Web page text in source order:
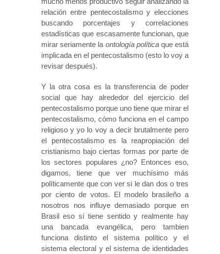
relación entre pentecostalismo y elecciones
buscando porcentajes y correlaciones
estadísticas que escasamente funcionan, que
mirar seriamente la ontología políticaque está
implicada en el pentecostalismo (esto lo voy a
revisar después).
Y la otra cosa es la transferencia de poder
social que hay alrededor del ejercicio del
pentecostalismo porque uno tiene que mirar el
pentecostalismo, cómo funciona en el campo
religioso y yo lo voy a decir brutalmente pero
el pentecostalismo es la reapropiación del
cristianismo bajo ciertas formas por parte de
los sectores populares ¿no? Entonces eso,
digamos, tiene que ver muchísimo más
políticamente que con ver si le dan dos o tres
por ciento de votos. El modelo brasileño a
nosotros nos influye demasiado porque en
Brasil eso sí tiene sentido y realmente hay
una bancada evangélica, pero tambien
funciona distinto el sistema político y el
sistema electoral y el sistema de identidades